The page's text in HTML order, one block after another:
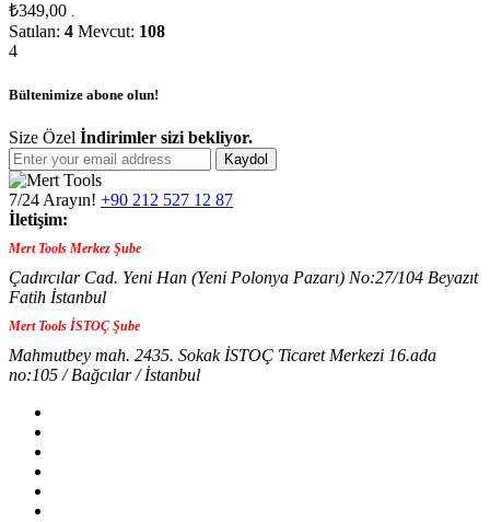
₺349,00 .
Satılan: 4 Mevcut: 108
4
Bültenimize abone olun!
Size Özel İndirimler sizi bekliyor.
Kaydol
7/24 Arayın! +90 212 527 12 87
İletişim:
Mert Tools Merkez Şube
Çadırcılar Cad. Yeni Han (Yeni Polonya Pazarı) No:27/104 Beyazıt
Fatih İstanbul
Mert Tools İSTOÇ Şube
Mahmutbey mah. 2435. Sokak İSTOÇ Ticaret Merkezi 16.ada
no:105 / Bağcılar / İstanbul